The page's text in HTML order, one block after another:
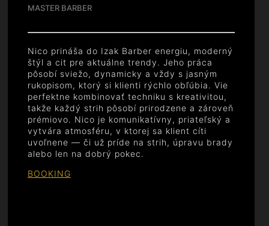
MASTER BARBER
Nico prináša do Izak Barber energiu, moderný
štýl a cit pre aktuálne trendy. Jeho práca
pôsobí sviežo, dynamicky a vždy s jasným
rukopisom, ktorý si klienti rýchlo obľúbia. Vie
perfektne kombinovať techniku s kreativitou,
takže každý strih pôsobí prirodzene a zároveň
prémiovo. Nico je komunikatívny, priateľský a
vytvára atmosféru, v ktorej sa klient cíti
uvoľnene — či už príde na strih, úpravu brady
alebo len na dobrý pokec.
BOOKING